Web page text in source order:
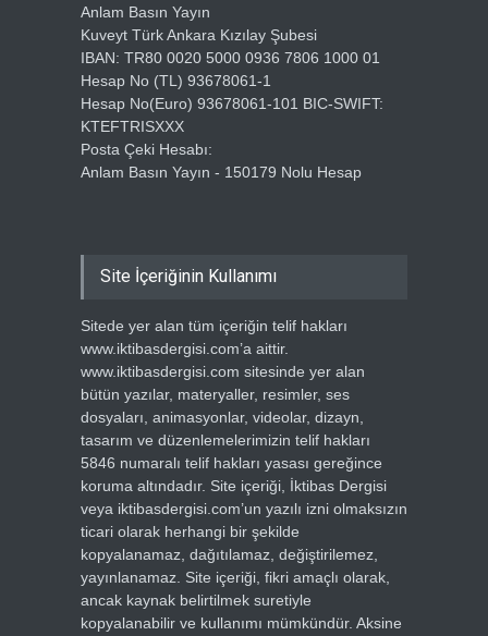
Anlam Basın Yayın
Kuveyt Türk Ankara Kızılay Şubesi
IBAN: TR80 0020 5000 0936 7806 1000 01
Hesap No (TL) 93678061-1
Hesap No(Euro) 93678061-101 BIC-SWIFT:
KTEFTRISXXX
Posta Çeki Hesabı:
Anlam Basın Yayın - 150179 Nolu Hesap
Site İçeriğinin Kullanımı
Sitede yer alan tüm içeriğin telif hakları
www.iktibasdergisi.com’a aittir.
www.iktibasdergisi.com sitesinde yer alan
bütün yazılar, materyaller, resimler, ses
dosyaları, animasyonlar, videolar, dizayn,
tasarım ve düzenlemelerimizin telif hakları
5846 numaralı telif hakları yasası gereğince
koruma altındadır. Site içeriği, İktibas Dergisi
veya iktibasdergisi.com’un yazılı izni olmaksızın
ticari olarak herhangi bir şekilde
kopyalanamaz, dağıtılamaz, değiştirilemez,
yayınlanamaz. Site içeriği, fikri amaçlı olarak,
ancak kaynak belirtilmek suretiyle
kopyalanabilir ve kullanımı mümkündür. Aksine